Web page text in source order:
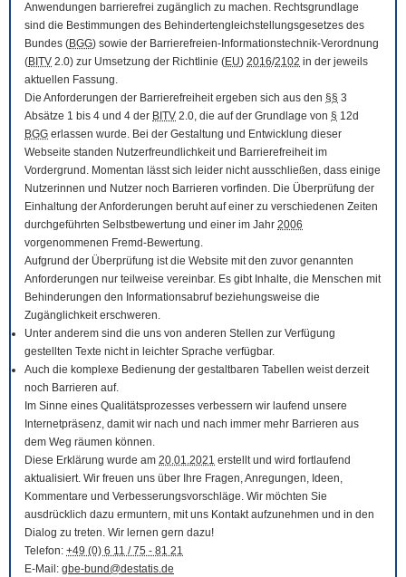
Anwendungen barrierefrei zugänglich zu machen. Rechtsgrundlage
sind die Bestimmungen des Behindertengleichstellungsgesetzes des
Bundes (BGG) sowie der Barrierefreien-Informationstechnik-Verordnung
(BITV 2.0) zur Umsetzung der Richtlinie (EU) 2016/2102 in der jeweils
aktuellen Fassung.
Die Anforderungen der Barrierefreiheit ergeben sich aus den §§ 3
Absätze 1 bis 4 und 4 der BITV 2.0, die auf der Grundlage von § 12d
BGG erlassen wurde. Bei der Gestaltung und Entwicklung dieser
Webseite standen Nutzerfreundlichkeit und Barrierefreiheit im
Vordergrund. Momentan lässt sich leider nicht ausschließen, dass einige
Nutzerinnen und Nutzer noch Barrieren vorfinden. Die Überprüfung der
Einhaltung der Anforderungen beruht auf einer zu verschiedenen Zeiten
durchgeführten Selbstbewertung und einer im Jahr 2006
vorgenommenen Fremd-Bewertung.
Aufgrund der Überprüfung ist die Website mit den zuvor genannten
Anforderungen nur teilweise vereinbar. Es gibt Inhalte, die Menschen mit
Behinderungen den Informationsabruf beziehungsweise die
Zugänglichkeit erschweren.
Unter anderem sind die uns von anderen Stellen zur Verfügung
gestellten Texte nicht in leichter Sprache verfügbar.
Auch die komplexe Bedienung der gestaltbaren Tabellen weist derzeit
noch Barrieren auf.
Im Sinne eines Qualitätsprozesses verbessern wir laufend unsere
Internetpräsenz, damit wir nach und nach immer mehr Barrieren aus
dem Weg räumen können.
Diese Erklärung wurde am 20.01.2021 erstellt und wird fortlaufend
aktualisiert. Wir freuen uns über Ihre Fragen, Anregungen, Ideen,
Kommentare und Verbesserungsvorschläge. Wir möchten Sie
ausdrücklich dazu ermuntern, mit uns Kontakt aufzunehmen und in den
Dialog zu treten. Wir lernen gern dazu!
Telefon: +49 (0) 6 11 / 75 - 81 21
E-Mail : gbe-bund@destatis.de